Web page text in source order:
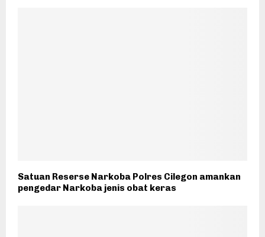
Satuan Reserse Narkoba Polres Cilegon amankan
pengedar Narkoba jenis obat keras